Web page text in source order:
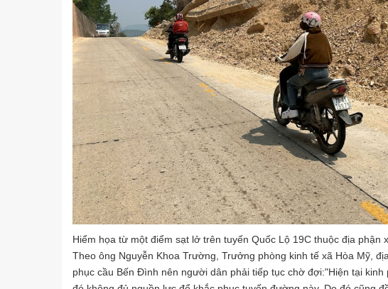
Hiểm họa từ một điểm sạt lở trên tuyến Quốc Lộ 19C thuộc địa phận
Theo ông Nguyễn Khoa Trường, Trưởng phòng kinh tế xã Hòa Mỹ,
phục cầu Bến Đình nên người dân phải tiếp tục chờ đợi:"Hiện tại